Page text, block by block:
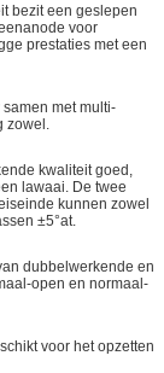
bezit een geslepen
voor
prestaties met een
met multi-
kwaliteit goed,
lawaai. De twee
kunnen zowel
±5°at.
dubbelwerkende en
open en normaal-
voor het opzetten